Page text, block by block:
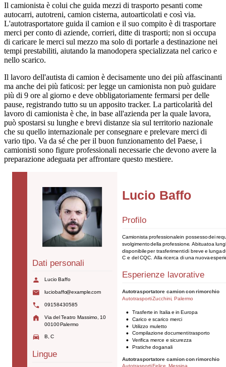
Il camionista è colui che guida mezzi di trasporto pesanti come
autocarri, autotreni, camion cisterna, autoarticolati e così via.
L'autotrasportatore guida il camion e il suo compito è di trasportare
merci per conto di aziende, corrieri, ditte di trasporti; non si occupa
di caricare le merci sul mezzo ma solo di portarle a destinazione nei
tempi prestabiliti, aiutando la manodopera specializzata nel carico e
nello scarico.
Il lavoro dell'autista di camion è decisamente uno dei più affascinanti
ma anche dei più faticosi: per legge un camionista non può guidare
più di 9 ore al giorno e deve obbligatoriamente fermarsi per delle
pause, registrando tutto su un apposito tracker. La particolarità del
lavoro di camionista è che, in base all'azienda per la quale lavora,
può spostarsi su lunghe e brevi distanze sia sul territorio nazionale
che su quello internazionale per consegnare e prelevare merci di
vario tipo. Va da sé che per il buon funzionamento del Paese, i
camionisti sono figure professionali necessarie che devono avere la
preparazione adeguata per affrontare questo mestiere.